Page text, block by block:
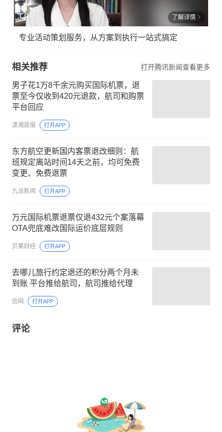
了解详情
专业活动策划服务，从方案到执行一站式搞定
相关推荐 打开腾讯新闻查看更多
男子花1万8千余元购买国际机票，退
票至今仅收到420元退款，航司和购票
平台回应
潇湘晨报 打开APP
东方航空更新国内客票退改细则：航
班规定离站时间14天之前，均可免费
变更、免费退票
九派新闻 打开APP
万元国际机票退票仅退432元个案落幕
OTA兜底难改国际运价底层规则
贝果财经 打开APP
去哪儿旅行约定退还的积分两个月未
到账 平台推给航司，航司推给代理
信网 打开APP
评论